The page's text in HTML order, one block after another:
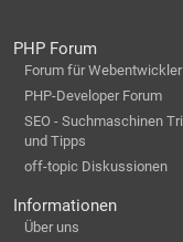
PHP Forum
Forum für Webentwickler
PHP-Developer Forum
SEO - Suchmaschinen
und Tipps
off-topic Diskussionen
Informationen
Über uns